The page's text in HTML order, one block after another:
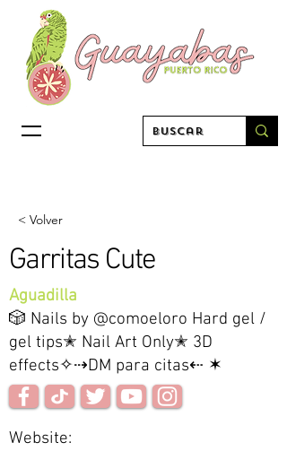
< Volver
Garritas Cute
Aguadilla
🎲 Nails by @comoeloro Hard gel /
gel tips✭ Nail Art Only✭ 3D
effects✧⇢DM para citas⇠ ✶
Website: